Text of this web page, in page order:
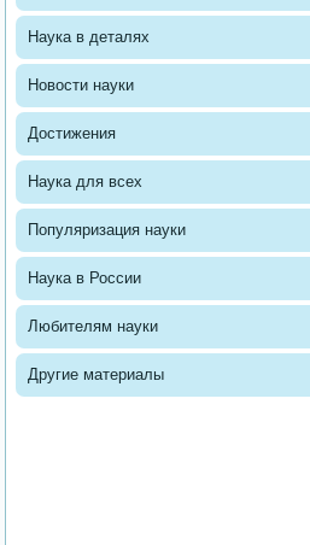
Наука в деталях
Новости науки
Достижения
Наука для всех
Популяризация науки
Наука в России
Любителям науки
Другие материалы